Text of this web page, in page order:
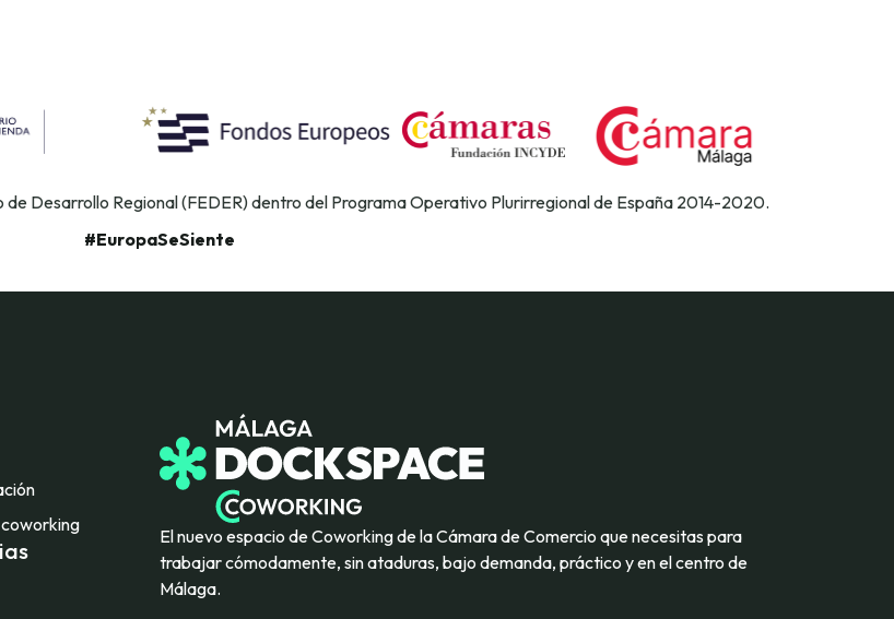
de Desarrollo Regional (FEDER) dentro del Programa Operativo Plurirregional de España 2014-2020.
#EuropaSeSiente
El nuevo espacio de Coworking de la Cámara de Comercio que necesitas para
trabajar cómodamente, sin ataduras, bajo demanda, práctico y en el centro de
Málaga.